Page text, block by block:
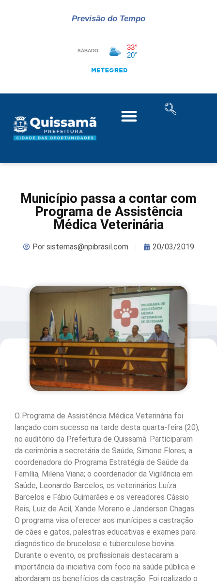
Previsão do Tempo
Município passa a contar com
Programa de Assistência
Médica Veterinária
Porsistemas@npibrasil.com 20/03/2019
O Programa de Assistência Médica Veterinária foi
lançado com sucesso na tarde desta quarta-feira (20),
no auditório da Prefeitura de Quissamã. Participaram
da cerimônia a secretária de Saúde, Simone Flores; a
coordenadora do Programa Estratégia de Saúde da
Família, Milena Viana; o coordenador da Vigilância em
Saúde, Leonardo Barcelos; os veterinários Luíza
Barcelos e Fábio Guimarães e os vereadores Cássio
Reis, Luiz de Acil, Xande Moreno e Janderson Chagas.
O programa visa oferecer aos munícipes a castração
de cães e gatos, palestras educativas e exames para
diagnóstico de brucelose e tuberculose bovina.
Durante o evento, os profissionais destacaram a
importância da iniciativa com foco na saúde pública e
abordaram os benefícios da castração. Foi realizado o